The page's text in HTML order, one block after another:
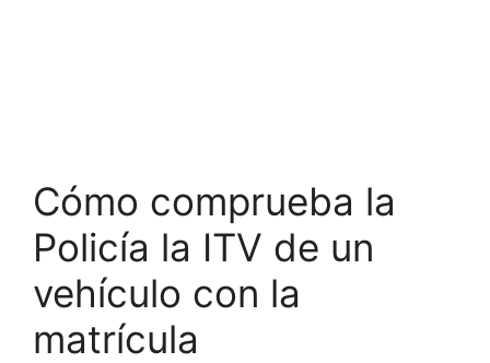
Cómo comprueba la
Policía la ITV de un
vehículo con la
matrícula